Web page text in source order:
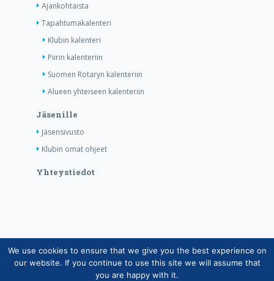
Ajankohtaista
Tapahtumakalenteri
Klubin kalenteri
Piirin kalenteriin
Suomen Rotaryn kalenteriin
Alueen yhteiseen kalenteriin
Jäsenille
Jäsensivusto
Klubin omat ohjeet
Yhteystiedot
Copyright © Suomen Rotarypalvelu ry 2026 |
Jäsentietojärjestelmän tietosuojaseloste|Henkilötietojen
We use cookies to ensure that we give you the best experience on
our website. If you continue to use this site we will assume that
you are happy with it.